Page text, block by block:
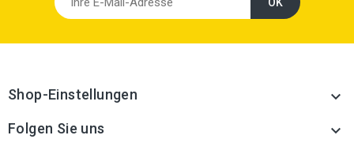
Shop-Einstellungen 
Folgen Sie uns 